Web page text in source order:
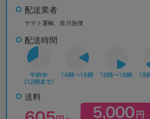
配送業者
ヤマト運輸、佐川急便
配送時間
送料